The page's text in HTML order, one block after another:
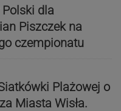
dla
Piszczek na
czempionatu
Plażowej o
Miasta Wisła.